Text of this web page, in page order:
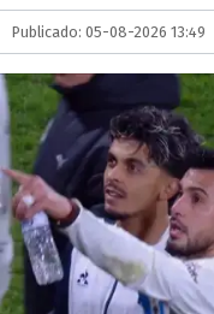
Publicado: 05-08-2026 13:49